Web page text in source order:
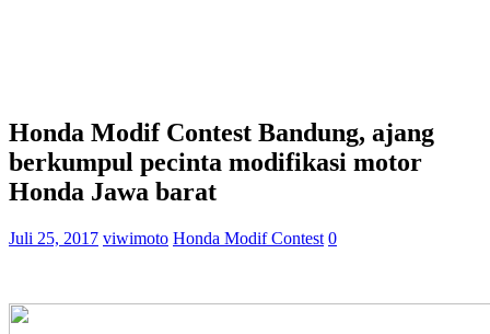
Honda Modif Contest Bandung, ajang
berkumpul pecinta modifikasi motor
Honda Jawa barat
Juli 25, 2017 viwimoto Honda Modif Contest 0